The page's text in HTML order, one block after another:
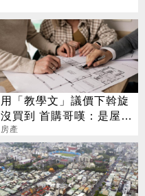
用「教學文」議價下斡旋
沒買到 首購哥嘆：是屋主
太貪還是我做錯？
房產